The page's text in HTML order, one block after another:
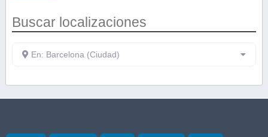
Buscar localizaciones
En: Barcelona (Ciudad)